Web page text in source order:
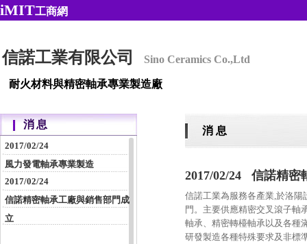
iMIT工商網
信諾工業有限公司 Sino Ceramics Co.,Ltd
耐火材料與精密軸承專業製造廠
消息
2017/02/24
風力發電軸承專業製造
2017/02/24
信諾精密軸承工廠與銷售部門成
立
消 息
2017/02/24 信諾精密
信諾工業為服務各產業,於洛陽
門。主要供應精密交叉滾子軸
軸承、精密轉檯軸承以及各種
研發製造各種特殊要求及非標